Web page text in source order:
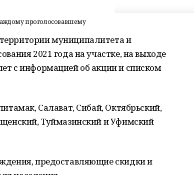
проголосовавшему
муниципалитета и
2021 года на участке, на выходе
с информацией об акции и списком
Салават, Сибай, Октябрьский,
Туймазинский и Уфимский
предоставляющие скидки и